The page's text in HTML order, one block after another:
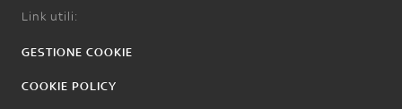
Link utili:
GESTIONE COOKIE
COOKIE POLICY